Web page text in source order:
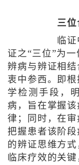
三
临证中
证之“三位”为
辨病与辨证相结
衷中参西。即
学检测手段，
病，旨在掌握
律；同时，在审
把握患者该阶
的辨证思维方
临床疗效的关